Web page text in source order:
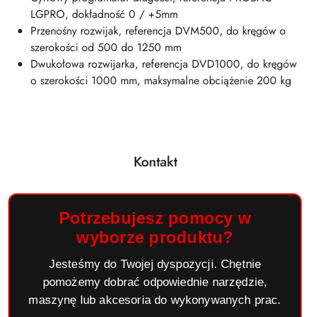
LGPRO, dokładność 0 / +5mm
Przenośny rozwijak, referencja DVM500, do kręgów o
szerokości od 500 do 1250 mm
Dwukołowa rozwijarka, referencja DVD1000, do kręgów
o szerokości 1000 mm, maksymalne obciążenie 200 kg
Kontakt
Potrzebujesz pomocy w
wyborze produktu?
Jesteśmy do Twojej dyspozycji. Chętnie
pomożemy dobrać odpowiednie narzędzie,
maszynę lub akcesoria do wykonywanych prac.